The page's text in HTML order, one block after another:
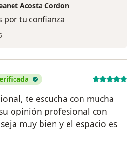
Acosta Cordon
por tu confianza
te escucha con mucha
opinión profesional con
muy bien y el espacio es